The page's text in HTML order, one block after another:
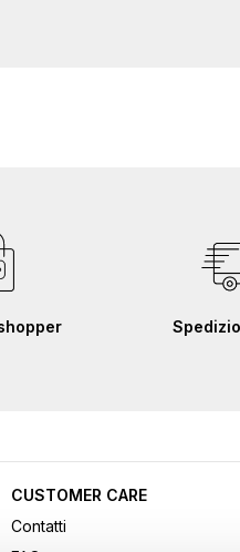
CUSTOMER CARE
Contatti